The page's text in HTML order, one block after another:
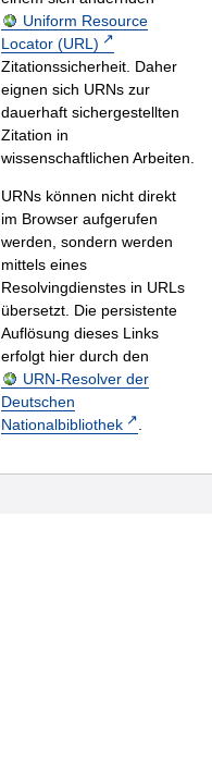
Uniform Resource
Locator (URL)
Zitationssicherheit. Daher
eignen sich URNs zur
dauerhaft sichergestellten
Zitation in
wissenschaftlichen Arbeiten.
URNs können nicht direkt
im Browser aufgerufen
werden, sondern werden
mittels eines
Resolvingdienstes in URLs
übersetzt. Die persistente
Auflösung dieses Links
erfolgt hier durch den
URN-Resolver der
Deutschen
Nationalbibliothek
.